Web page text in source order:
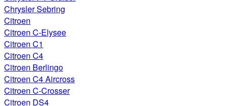
Chrysler Sebring
Citroen
Citroen C-Elysee
Citroen C1
Citroen C4
Citroen Berlingo
Citroen C4 Aircross
Citroen C-Crosser
Citroen DS4